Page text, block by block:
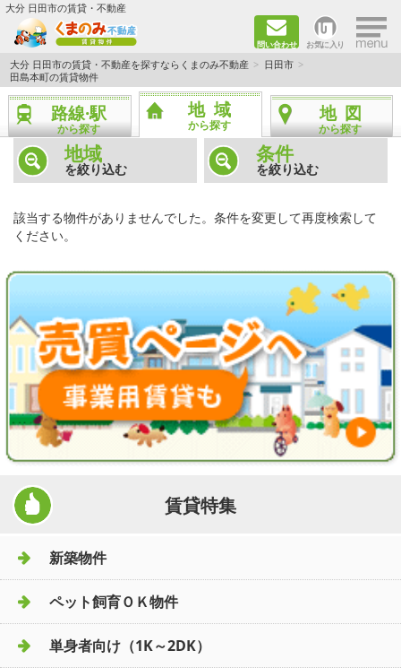
大分 日田市の賃貸・不動産
問い合わせ お気に入り ×
TOPページ
新築物件
ペット飼育ＯＫ物件
新婚·ファミリー向け（2DK～3DK）
ファミリー向け（3DK～）
路線·駅から探す
地域から探す
地図から探す
店舗情報·アクセス
会社概要
大分 日田市の賃貸・不動産を探すならくまのみ不動産
日田市
田島本町の賃貸物件
路線·駅
から探す
地域
から探す
地図
から探す
地域
を絞り込む
条件
を絞り込む
該当する物件がありませんでした。条件を変更して再度検索して
ください。
賃貸特集
新築物件
ペット飼育ＯＫ物件
単身者向け（1K～2DK）